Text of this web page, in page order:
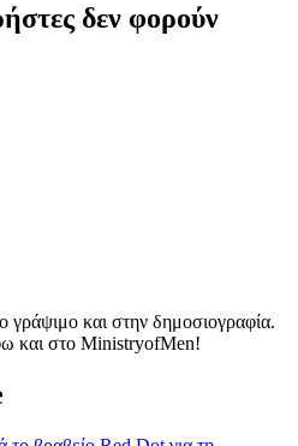
δεν φορούν
και στην δημοσιογραφία.
και στο MinistryofMen!